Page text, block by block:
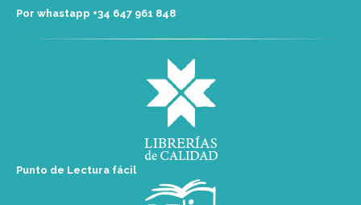
Por whastapp +34 ‭647 961 848‬
Punto de Lectura fácil